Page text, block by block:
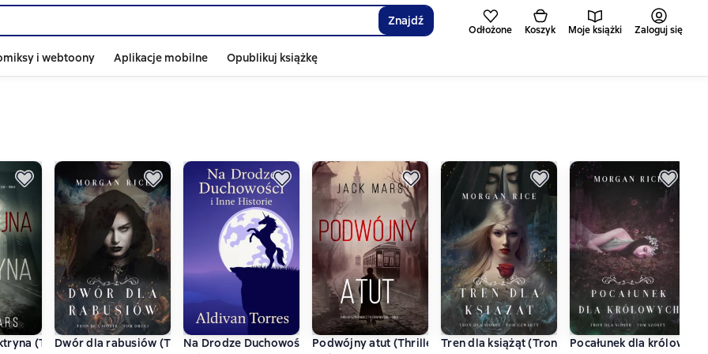
Znajdź
Odłożone Koszyk Moje książki Zaloguj się
i webtoony Aplikacje mobilne Opublikuj książkę
— Tom 5)
(Thriller szpiegowski z Tylerem Wolfem — Tom 4)
Dwór dla rabusiów (Tron dla sióstr - Tom drugi)
Na Drodze Duchowości i Inne HistoriePodwójny atut (Thriller szpiegowski z Tylerem Wolfem — Tom 3)
Tren dla książąt (Tron dla sióstr - Tom czwarty)
Pocałunek dla